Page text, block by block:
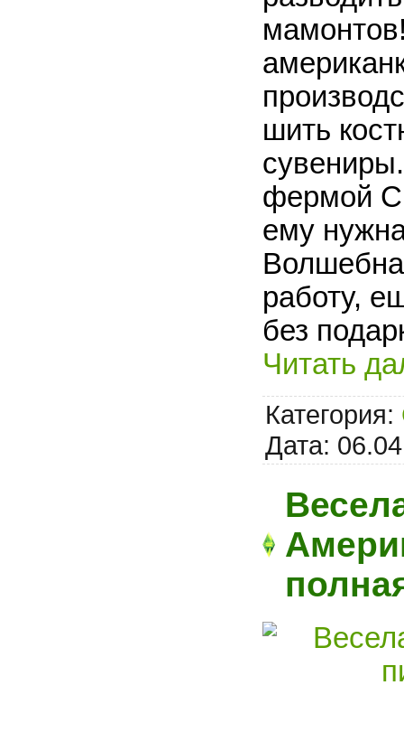
шить
фермой
ему
работу,
без
Читать
Категория:
Дата: